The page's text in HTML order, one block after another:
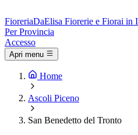
FioreriaDaElisa Fiorerie e Fiorai in
Per Provincia
Accesso
Apri menu
Home
Ascoli Piceno
San Benedetto del Tronto